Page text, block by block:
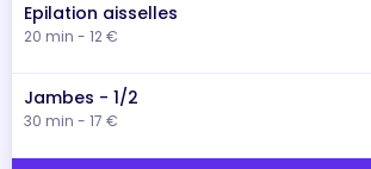
Epilation aisselles
20 min - 12 €
Jambes - 1/2
30 min - 17 €